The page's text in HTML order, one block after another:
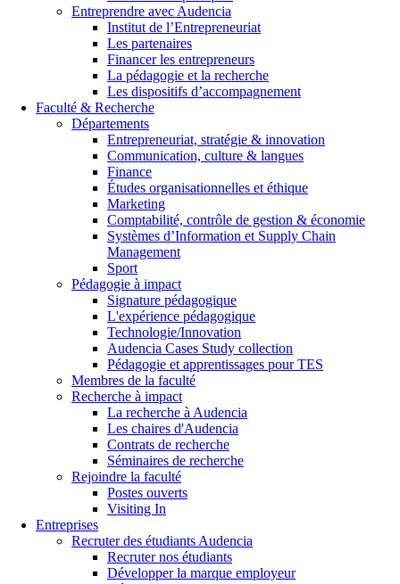
Entreprendre avec Audencia
Institut de l’Entrepreneuriat
Les partenaires
Financer les entrepreneurs
La pédagogie et la recherche
Les dispositifs d’accompagnement
Faculté & Recherche
Départements
Entrepreneuriat, stratégie & innovation
Communication, culture & langues
Finance
Études organisationnelles et éthique
Marketing
Comptabilité, contrôle de gestion & économie
Systèmes d’Information et Supply Chain
Management
Sport
Pédagogie à impact
Signature pédagogique
L'expérience pédagogique
Technologie/Innovation
Audencia Cases Study collection
Pédagogie et apprentissages pour TES
Membres de la faculté
Recherche à impact
La recherche à Audencia
Les chaires d'Audencia
Contrats de recherche
Séminaires de recherche
Rejoindre la faculté
Postes ouverts
Visiting In
Entreprises
Recruter des étudiants Audencia
Recruter nos étudiants
Développer la marque employeur